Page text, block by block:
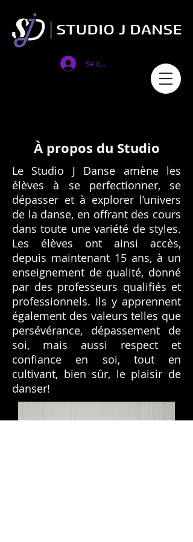
Se connecter
À propos du Studio
Le Studio J Danse amène les
élèves à se perfectionner, se
dépasser et à explorer l’univers
de la danse, en offrant des cours
dans toute une variété de styles.
Les élèves ont ainsi accès,
depuis maintenant 15 ans, à un
enseignement de qualité, donné
par des professeurs qualifiés et
professionnels. Ils y apprennent
également des valeurs telles que
persévérance, dépassement de
soi, mais aussi respect et
confiance en soi, tout en
cultivant, bien sûr, le plaisir de
danser!